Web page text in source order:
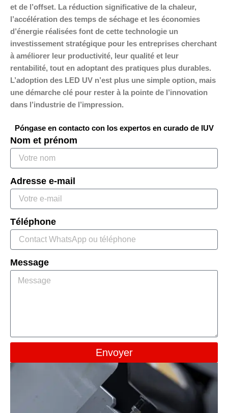
et de l’offset. La réduction significative de la chaleur,
l’accélération des temps de séchage et les économies
d’énergie réalisées font de cette technologie un
investissement stratégique pour les entreprises cherchant
à améliorer leur productivité, leur qualité et leur
rentabilité, tout en adoptant des pratiques plus durables.
L’adoption des LED UV n’est plus une simple option, mais
une démarche clé pour rester à la pointe de l’innovation
dans l’industrie de l’impression.
Póngase en contacto con los expertos en curado de IUV
Nom et prénom
Adresse e-mail
Téléphone
Message
Envoyer